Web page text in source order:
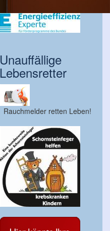
Unauffällige
Lebensretter
Rauchmelder retten Leben!